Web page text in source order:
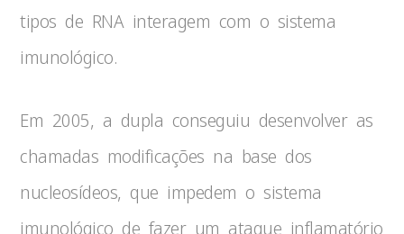
tipos de RNA interagem com o sistema
imunológico.
Em 2005, a dupla conseguiu desenvolver as
chamadas modificações na base dos
nucleosídeos, que impedem o sistema
imunológico de fazer um ataque inflamatório